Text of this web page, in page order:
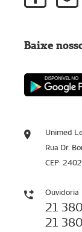
Unimed
Rua Dr.
CEP:
Ouvidoria
21
21
Baixe